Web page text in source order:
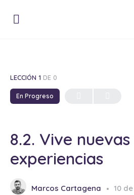
LECCIÓN 1 DE 0
En Progreso
8.2. Vive nuevas
experiencias
Marcos Cartagena 10